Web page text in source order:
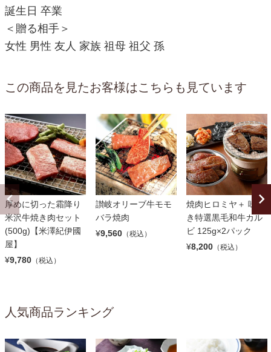
誕生日 卒業
＜贈る相手＞
女性 男性 友人 家族 祖母 祖父 孫
この商品を見たお客様はこちらも見ています
厚めに切った霜降り
米沢牛焼き肉セット
(500g)【米澤紀伊國
屋】
¥9,780 （税込）
讃岐オリーブ牛モモ
バラ焼肉
¥9,560 （税込）
焼肉ヒロミヤ＋ 味付
き特選黒毛和牛カル
ビ 125g×2パック
¥8,200 （税込）
人気商品ランキング